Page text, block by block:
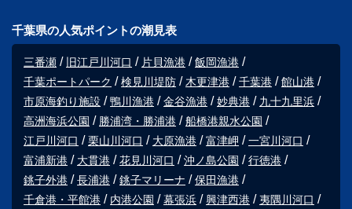
千葉県の人気ポイントの潮見表
三番瀬 旧江戸川河口 片貝漁港
飯岡漁港
千葉ポートパーク
検見川堤防 木更津港 千葉港
館山港
市原海釣り施設
鴨川漁港 金谷漁港 妙典港
九十九里浜
高洲海浜公園
勝浦湾・勝浦港
船橋港親水公園
江戸川河口
栗山川河口 大原漁港 富津岬
一宮川河口
富浦新港
大貫港 花見川河口 沖ノ島公園
行徳港
銚子外港
長浦港 銚子マリーナ
保田漁港
千倉港・平館港
内港公園 幕張浜 興津西港
夷隅川河口